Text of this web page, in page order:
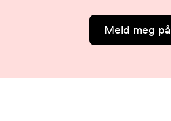
Meld meg på